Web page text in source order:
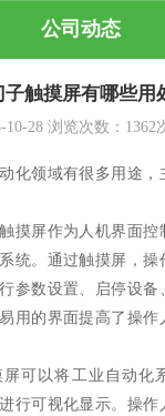
公司动态
子触摸屏有哪些用
10-28 浏览次数： 1362
化领域有很多用途，
摸屏作为人机界面控
统。通过触摸屏，
参数设置、启停设备
用的界面提高了操作
可以将工业自动化
行可视化显示。操作